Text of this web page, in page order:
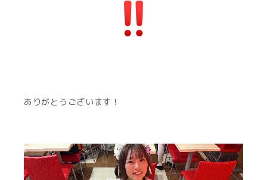
ありがとうございます！